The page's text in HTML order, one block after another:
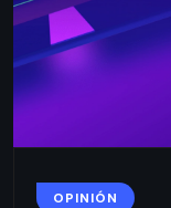
OPINIÓN